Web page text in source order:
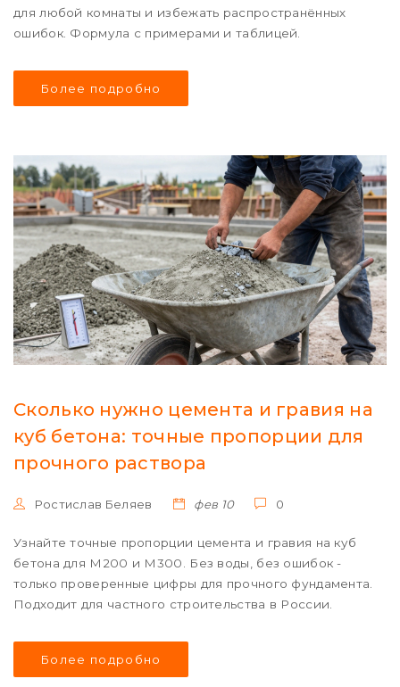
для любой комнаты и избежать распространённых
ошибок. Формула с примерами и таблицей.
Более подробно
Сколько нужно цемента и гравия на
куб бетона: точные пропорции для
прочного раствора
Ростислав Беляев фев 10 0
Узнайте точные пропорции цемента и гравия на куб
бетона для М200 и М300. Без воды, без ошибок -
только проверенные цифры для прочного фундамента.
Подходит для частного строительства в России.
Более подробно